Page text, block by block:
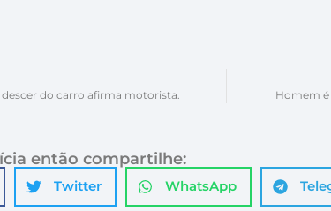
do carro afirma motorista. Homem é
então compartilhe:
Twitter WhatsApp